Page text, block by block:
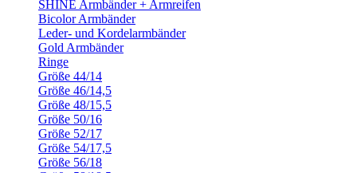
SHINE Armbänder + Armreifen
Bicolor Armbänder
Leder- und Kordelarmbänder
Gold Armbänder
Ringe
Größe 44/14
Größe 46/14,5
Größe 48/15,5
Größe 50/16
Größe 52/17
Größe 54/17,5
Größe 56/18